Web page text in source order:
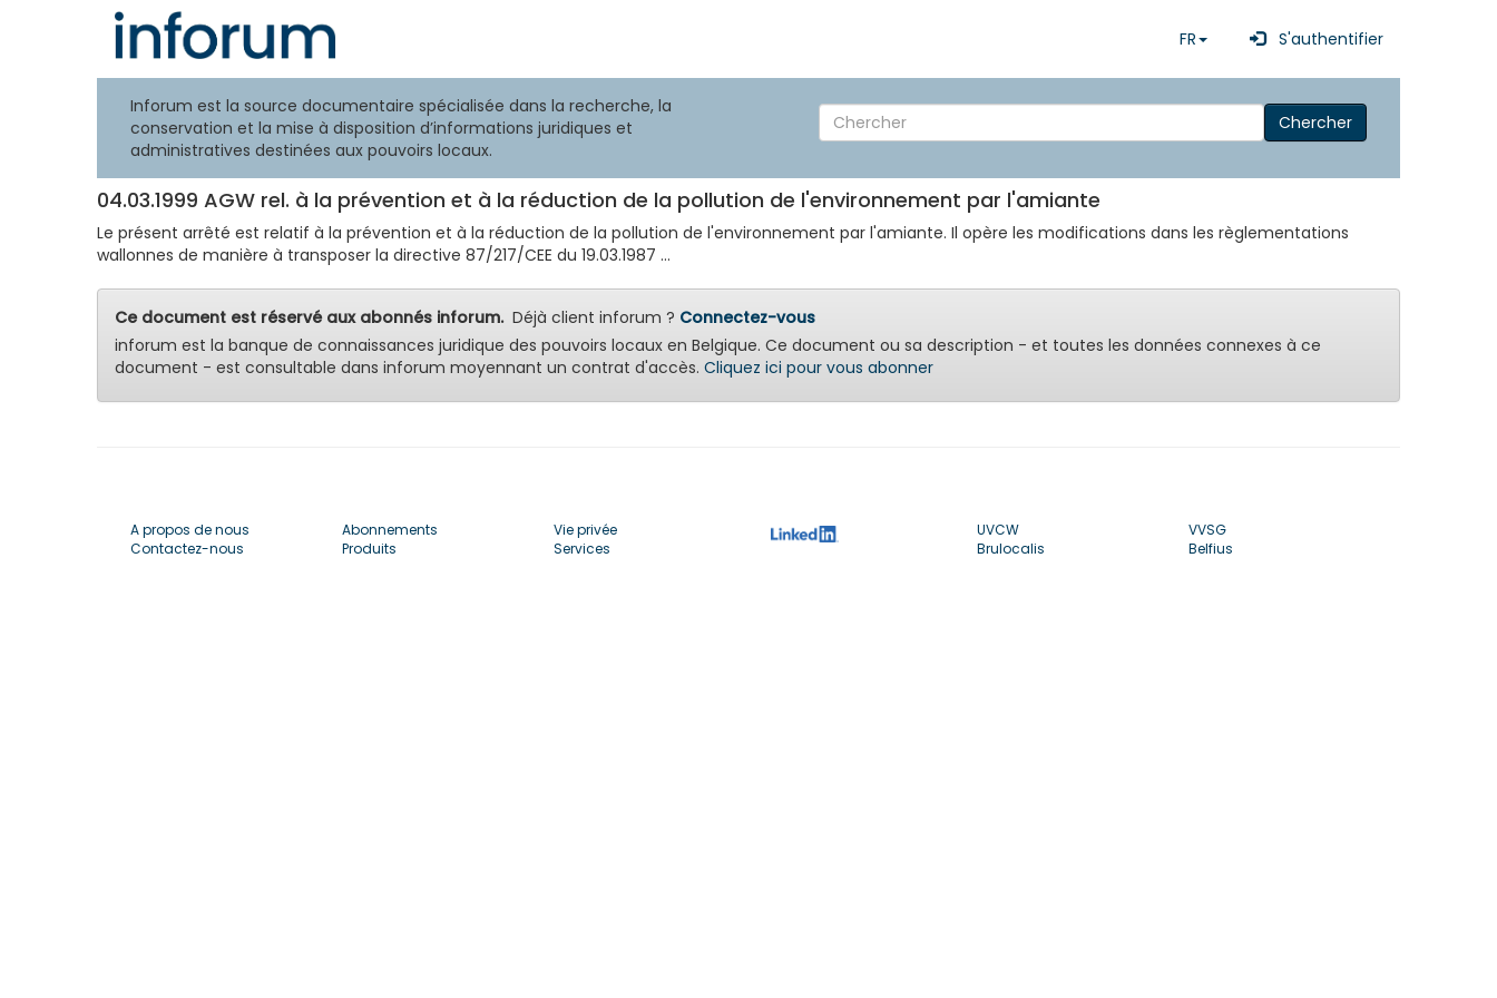
FR S'authentifier
Inforum est la source documentaire spécialisée dans la recherche, la
conservation et la mise à disposition d’informations juridiques et
administratives destinées aux pouvoirs locaux.
Chercher
04.03.1999 AGW rel. à la prévention et à la réduction de la pollution de l'environnement par l'amiante
Le présent arrêté est relatif à la prévention et à la réduction de la pollution de l'environnement par l'amiante. Il opère les modifications dans les règlementations
wallonnes de manière à transposer la directive 87/217/CEE du 19.03.1987 ...
Ce document est réservé aux abonnés inforum.Déjà client inforum ? Connectez-vous
inforum est la banque de connaissances juridique des pouvoirs locaux en Belgique. Ce document ou sa description - et toutes les données connexes à ce
document - est consultable dans inforum moyennant un contrat d'accès. Cliquez ici pour vous abonner
A propos de nous
Contactez-nous
Abonnements
Produits
Vie privée
Services
UVCW
Brulocalis
VVSG
Belfius